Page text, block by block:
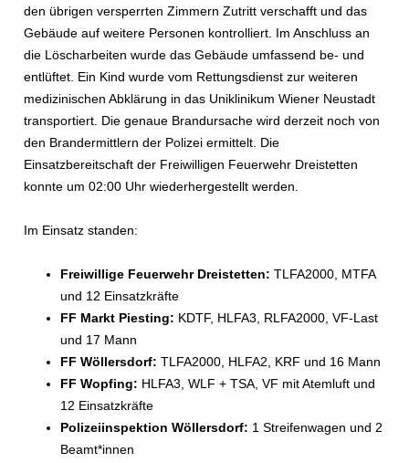
den übrigen versperrten Zimmern Zutritt verschafft und das
Gebäude auf weitere Personen kontrolliert. Im Anschluss an
die Löscharbeiten wurde das Gebäude umfassend be- und
entlüftet. Ein Kind wurde vom Rettungsdienst zur weiteren
medizinischen Abklärung in das Uniklinikum Wiener Neustadt
transportiert. Die genaue Brandursache wird derzeit noch von
den Brandermittlern der Polizei ermittelt. Die
Einsatzbereitschaft der Freiwilligen Feuerwehr Dreistetten
konnte um 02:00 Uhr wiederhergestellt werden.
Im Einsatz standen:
Freiwillige Feuerwehr Dreistetten: TLFA2000, MTFA
und 12 Einsatzkräfte
FF Markt Piesting: KDTF, HLFA3, RLFA2000, VF-Last
und 17 Mann
FF Wöllersdorf: TLFA2000, HLFA2, KRF und 16 Mann
FF Wopfing: HLFA3, WLF + TSA, VF mit Atemluft und
12 Einsatzkräfte
Polizeiinspektion Wöllersdorf: 1 Streifenwagen und 2
Beamt*innen